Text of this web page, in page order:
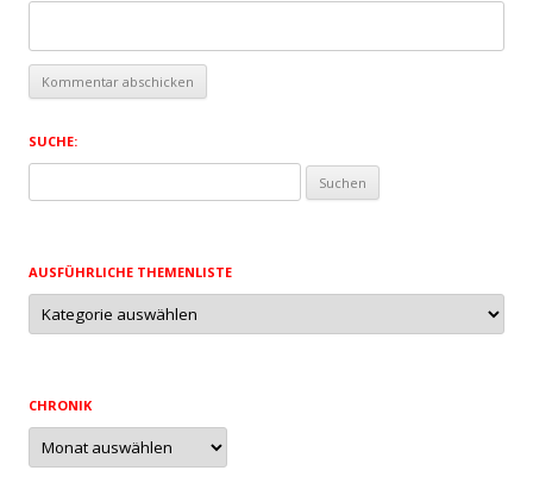
SUCHE:
nach:
AUSFÜHRLICHE THEMENLISTE
Ausführliche
Themenliste
CHRONIK
Chronik